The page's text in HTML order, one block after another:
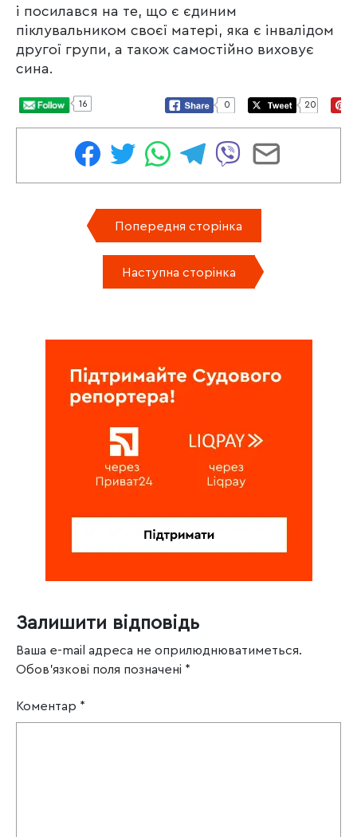
і посилався на те, що є єдиним
піклувальником своєї матері, яка є інвалідом
другої групи, а також самостійно виховує
сина.
16 0 20
Попередня сторінка
Наступна сторінка
Залишити відповідь
Ваша e-mail адреса не оприлюднюватиметься.
Обов’язкові поля позначені *
Коментар *